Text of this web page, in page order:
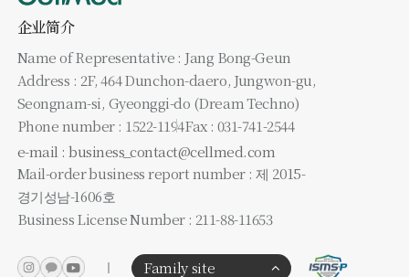
企业简介
Name of Representative : Jang Bong-Geun
Address : 2F, 464 Dunchon-daero, Jungwon-gu,
Seongnam-si, Gyeonggi-do (Dream Techno)
Phone number : 1522-1194Fax : 031-741-2544
e-mail : business_contact@cellmed.com
Mail-order business report number : 제 2015-
경기성남-1606호
Business License Number : 211-88-11653
Family site